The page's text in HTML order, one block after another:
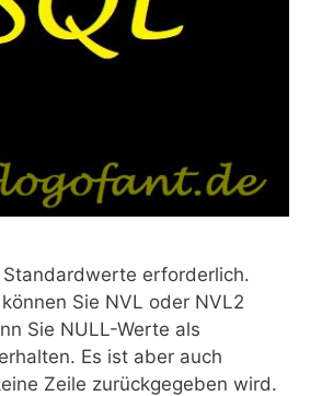
erforderlich.
Sie NVL oder NVL2
Sie NULL-Werte als
Es ist aber auch
Zeile zurückgegeben wird.